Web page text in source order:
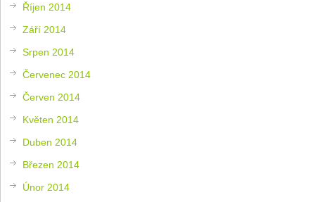
Říjen 2014
Září 2014
Srpen 2014
Červenec 2014
Červen 2014
Květen 2014
Duben 2014
Březen 2014
Únor 2014